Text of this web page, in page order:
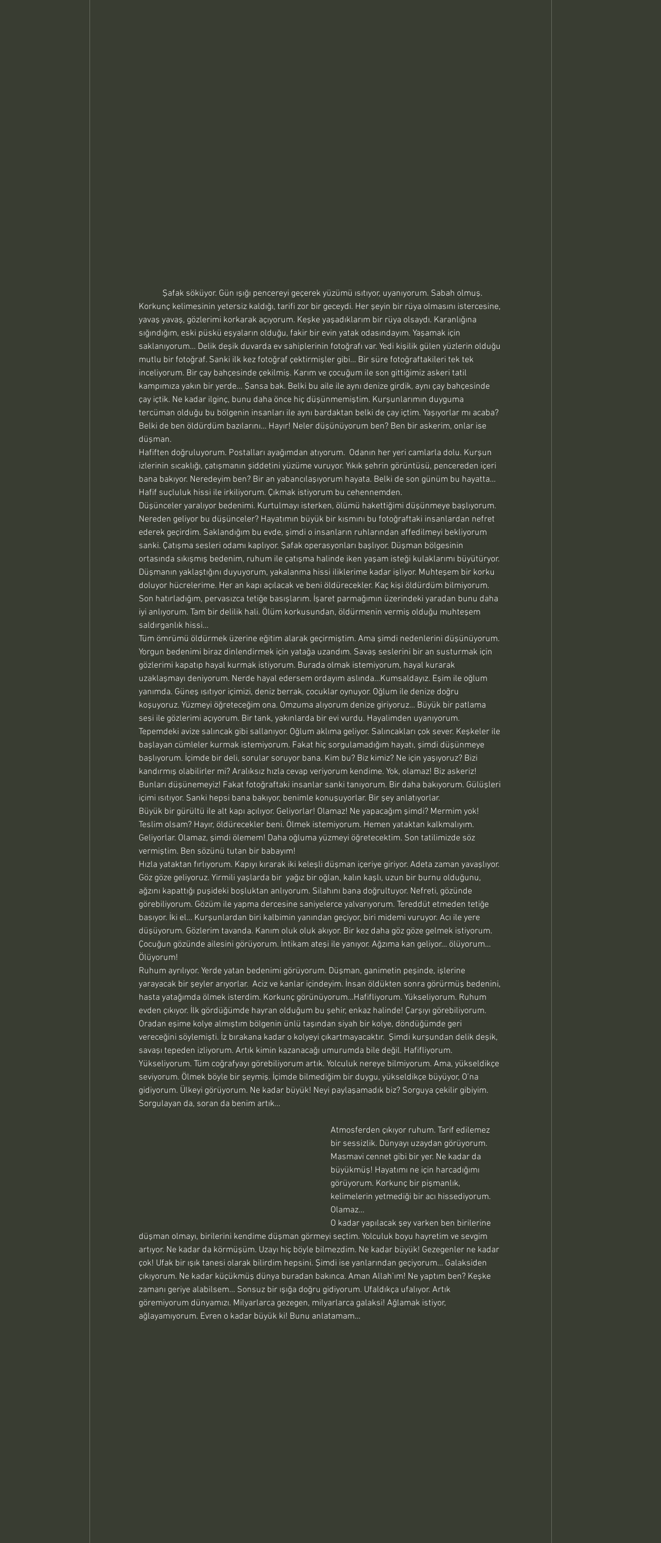
Korkunç kelimesinin yetersiz kaldığı, tarifi zor bir geceydi. Her şeyin bir rüya olmasını istercesine,
yavaş yavaş, gözlerimi korkarak açıyorum. Keşke yaşadıklarım bir rüya olsaydı. Karanlığına
sığındığım, eski püskü eşyaların olduğu, fakir bir evin yatak odasındayım. Yaşamak için
saklanıyorum... Delik deşik duvarda ev sahiplerinin fotoğrafı var. Yedi kişilik gülen yüzlerin olduğu
mutlu bir fotoğraf. Sanki ilk kez fotoğraf çektirmişler gibi... Bir süre fotoğraftakileri tek tek
inceliyorum. Bir çay bahçesinde çekilmiş. Karım ve çocuğum ile son gittiğimiz askeri tatil
kampımıza yakın bir yerde... Şansa bak. Belki bu aile ile aynı denize girdik, aynı çay bahçesinde
çay içtik. Ne kadar ilginç, bunu daha önce hiç düşünmemiştim. Kurşunlarımın duyguma
tercüman olduğu bu bölgenin insanları ile aynı bardaktan belki de çay içtim. Yaşıyorlar mı acaba?
Belki de ben öldürdüm bazılarını... Hayır! Neler düşünüyorum ben? Ben bir askerim, onlar ise
düşman.
Hafiften doğruluyorum. Postalları ayağımdan atıyorum.  Odanın her yeri camlarla dolu. Kurşun
izlerinin sıcaklığı, çatışmanın şiddetini yüzüme vuruyor. Yıkık şehrin görüntüsü, pencereden içeri
bana bakıyor. Neredeyim ben? Bir an yabancılaşıyorum hayata. Belki de son günüm bu hayatta...
Hafif suçluluk hissi ile irkiliyorum. Çıkmak istiyorum bu cehennemden.
Düşünceler yaralıyor bedenimi. Kurtulmayı isterken, ölümü hakettiğimi düşünmeye başlıyorum.
Nereden geliyor bu düşünceler? Hayatımın büyük bir kısmını bu fotoğraftaki insanlardan nefret
ederek geçirdim. Saklandığım bu evde, şimdi o insanların ruhlarından affedilmeyi bekliyorum
sanki. Çatışma sesleri odamı kaplıyor. Şafak operasyonları başlıyor. Düşman bölgesinin
ortasında sıkışmış bedenim, ruhum ile çatışma halinde iken yaşam isteği kulaklarımı büyütüryor.
Düşmanın yaklaştığını duyuyorum, yakalanma hissi iliklerime kadar işliyor. Muhteşem bir korku
doluyor hücrelerime. Her an kapı açılacak ve beni öldürecekler. Kaç kişi öldürdüm bilmiyorum.
Son hatırladığım, pervasızca tetiğe basışlarım. İşaret parmağımın üzerindeki yaradan bunu daha
iyi anlıyorum. Tam bir delilik hali. Ölüm korkusundan, öldürmenin vermiş olduğu muhteşem
saldırganlık hissi...
Tüm ömrümü öldürmek üzerine eğitim alarak geçirmiştim. Ama şimdi nedenlerini düşünüyorum.
Yorgun bedenimi biraz dinlendirmek için yatağa uzandım. Savaş seslerini bir an susturmak için
gözlerimi kapatıp hayal kurmak istiyorum. Burada olmak istemiyorum, hayal kurarak
uzaklaşmayı deniyorum. Nerde hayal edersem ordayım aslında...Kumsaldayız. Eşim ile oğlum
yanımda. Güneş ısıtıyor içimizi, deniz berrak, çocuklar oynuyor. Oğlum ile denize doğru
koşuyoruz. Yüzmeyi öğreteceğim ona. Omzuma alıyorum denize giriyoruz... Büyük bir patlama
sesi ile gözlerimi açıyorum. Bir tank, yakınlarda bir evi vurdu. Hayalimden uyanıyorum.
Tepemdeki avize salıncak gibi sallanıyor. Oğlum aklıma geliyor. Salıncakları çok sever. Keşkeler ile
başlayan cümleler kurmak istemiyorum. Fakat hiç sorgulamadığım hayatı, şimdi düşünmeye
başlıyorum. İçimde bir deli, sorular soruyor bana. Kim bu? Biz kimiz? Ne için yaşıyoruz? Bizi
kandırmış olabilirler mi? Aralıksız hızla cevap veriyorum kendime. Yok, olamaz! Biz askeriz!
Bunları düşünemeyiz! Fakat fotoğraftaki insanlar sanki tanıyorum. Bir daha bakıyorum. Gülüşleri
içimi ısıtıyor. Sanki hepsi bana bakıyor, benimle konuşuyorlar. Bir şey anlatıyorlar.
Büyük bir gürültü ile alt kapı açılıyor. Geliyorlar! Olamaz! Ne yapacağım şimdi? Mermim yok!
Teslim olsam? Hayır, öldürecekler beni. Ölmek istemiyorum. Hemen yataktan kalkmalıyım.
Geliyorlar. Olamaz, şimdi ölemem! Daha oğluma yüzmeyi öğretecektim. Son tatilimizde söz
vermiştim. Ben sözünü tutan bir babayım!
Hızla yataktan fırlıyorum. Kapıyı kırarak iki keleşli düşman içeriye giriyor. Adeta zaman yavaşlıyor.
Göz göze geliyoruz. Yirmili yaşlarda bir  yağız bir oğlan, kalın kaşlı, uzun bir burnu olduğunu,
ağzını kapattığı puşideki boşluktan anlıyorum. Silahını bana doğrultuyor. Nefreti, gözünde
görebiliyorum. Gözüm ile yapma dercesine saniyelerce yalvarıyorum. Tereddüt etmeden tetiğe
basıyor. İki el... Kurşunlardan biri kalbimin yanından geçiyor, biri midemi vuruyor. Acı ile yere
düşüyorum. Gözlerim tavanda. Kanım oluk oluk akıyor. Bir kez daha göz göze gelmek istiyorum.
Çocuğun gözünde ailesini görüyorum. İntikam ateşi ile yanıyor. Ağzıma kan geliyor... ölüyorum...
Ölüyorum!
Ruhum ayrılıyor. Yerde yatan bedenimi görüyorum. Düşman, ganimetin peşinde, işlerine
yarayacak bir şeyler arıyorlar.  Aciz ve kanlar içindeyim. İnsan öldükten sonra görürmüş bedenini,
hasta yatağımda ölmek isterdim. Korkunç görünüyorum...Hafifliyorum. Yükseliyorum. Ruhum
evden çıkıyor. İlk gördüğümde hayran olduğum bu şehir, enkaz halinde! Çarşıyı görebiliyorum.
Oradan eşime kolye almıştım bölgenin ünlü taşından siyah bir kolye, döndüğümde geri
vereceğini söylemişti. İz bırakana kadar o kolyeyi çıkartmayacaktır.  Şimdi kurşundan delik deşik,
savaşı tepeden izliyorum. Artık kimin kazanacağı umurumda bile değil. Hafifliyorum.
Yükseliyorum. Tüm coğrafyayı görebiliyorum artık. Yolculuk nereye bilmiyorum. Ama, yükseldikçe
seviyorum. Ölmek böyle bir şeymiş. İçimde bilmediğim bir duygu, yükseldikçe büyüyor, O’na
gidiyorum. Ülkeyi görüyorum. Ne kadar büyük! Neyi paylaşamadık biz? Sorguya çekilir gibiyim.
Sorgulayan da, soran da benim artık...
Atmosferden çıkıyor ruhum. Tarif edilemez
bir sessizlik. Dünyayı uzaydan görüyorum.
Masmavi cennet gibi bir yer. Ne kadar da
büyükmüş! Hayatımı ne için harcadığımı
görüyorum. Korkunç bir pişmanlık,
kelimelerin yetmediği bir acı hissediyorum.
Olamaz...
O kadar yapılacak şey varken ben birilerine
düşman olmayı, birilerini kendime düşman görmeyi seçtim. Yolculuk boyu hayretim ve sevgim
artıyor. Ne kadar da körmüşüm. Uzayı hiç böyle bilmezdim. Ne kadar büyük! Gezegenler ne kadar
çok! Ufak bir ışık tanesi olarak bilirdim hepsini. Şimdi ise yanlarından geçiyorum... Galaksiden
çıkıyorum. Ne kadar küçükmüş dünya buradan bakınca. Aman Allah’ım! Ne yaptım ben? Keşke
zamanı geriye alabilsem... Sonsuz bir ışığa doğru gidiyorum. Ufaldıkça ufalıyor. Artık
göremiyorum dünyamızı. Milyarlarca gezegen, milyarlarca galaksi! Ağlamak istiyor,
ağlayamıyorum. Evren o kadar büyük ki! Bunu anlatamam...